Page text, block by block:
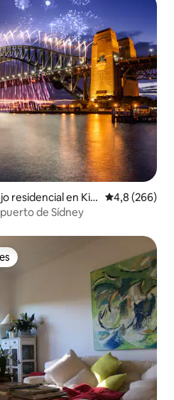
residencial en Kirr Calificación
4,8 (266)
de Sídney
más destacados